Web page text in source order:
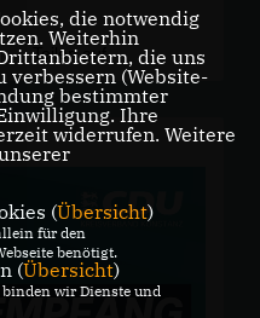
auf unsere Kliniken im
unserer Städte und
Druck geraten.
Austausch sind
für unsere
an alle, die dabei
haben!
#kommunen
Teilen auf
die notwendig
Weiterhin
die uns
verbessern (Website-
bestimmter
Ihre
widerrufen. Weitere
(Übersicht)
für den
benötigt.
(Übersicht)
wir Dienste und